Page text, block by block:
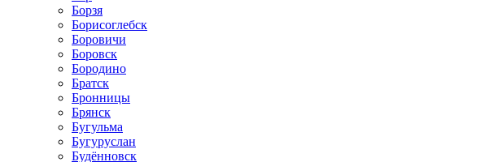
Борзя
Борисоглебск
Боровичи
Боровск
Бородино
Братск
Бронницы
Брянск
Бугульма
Бугуруслан
Будённовск